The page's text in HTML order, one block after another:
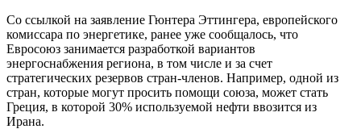
Со ссылкой на заявление Гюнтера Эттингера, европейского
комиссара по энергетике, ранее уже сообщалось, что
Евросоюз занимается разработкой вариантов
энергоснабжения региона, в том числе и за счет
стратегических резервов стран-членов. Например, одной из
стран, которые могут просить помощи союза, может стать
Греция, в которой 30% используемой нефти ввозится из
Ирана.